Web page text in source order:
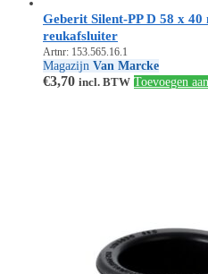
Geberit Silent-PP D 58 x
reukafsluiter
Artnr: 153.565.16.1
Magazijn Van Marcke
€3,70 incl. BTW Toevoegen